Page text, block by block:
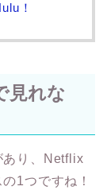
！
見れな
あり、Netflix
1つですね！